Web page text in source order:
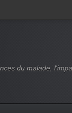
du malade,